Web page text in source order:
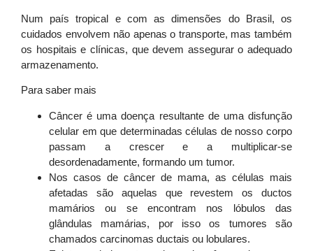
Num país tropical e com as dimensões do Brasil, os
cuidados envolvem não apenas o transporte, mas também
os hospitais e clínicas, que devem assegurar o adequado
armazenamento.
Para saber mais
Câncer é uma doença resultante de uma disfunção
celular em que determinadas células de nosso corpo
passam a crescer e a multiplicar-se
desordenadamente, formando um tumor.
Nos casos de câncer de mama, as células mais
afetadas são aquelas que revestem os ductos
mamários ou se encontram nos lóbulos das
glândulas mamárias, por isso os tumores são
chamados carcinomas ductais ou lobulares.